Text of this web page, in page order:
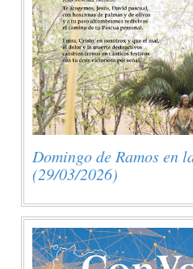
Domingo de Ramos en
(29/03/2026)